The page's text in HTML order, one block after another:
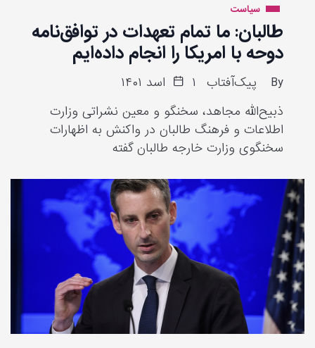
سیاست
طالبان: ما تمام تعهدات در توافق‌نامه
دوحه با امریکا را انجام داده‌ایم
By پیک‌آفتاب
۱ اسد ۱۴۰۱
ذبیح‌الله مجاهد، سخنگو و معین نشراتی وزارت
اطلاعات و فرهنگ طالبان در واکنش به اظهارات
سخنگوی وزارت خارجه طالبان گفته